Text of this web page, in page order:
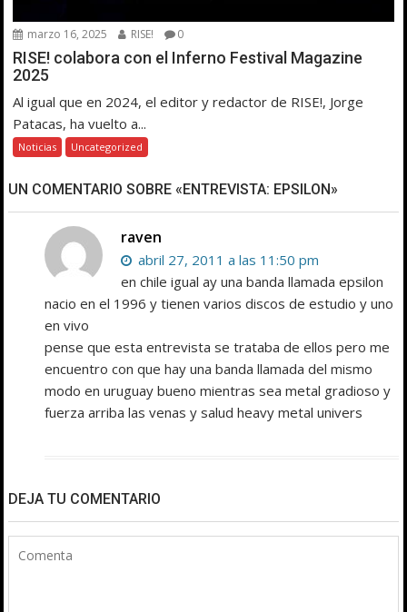
marzo 16, 2025 RISE! 0
RISE! colabora con el Inferno Festival Magazine
2025
Al igual que en 2024, el editor y redactor de RISE!, Jorge
Patacas, ha vuelto a...
Noticias Uncategorized
UN COMENTARIO SOBRE «ENTREVISTA: EPSILON»
raven
abril 27, 2011 a las 11:50 pm
en chile igual ay una banda llamada epsilon
nacio en el 1996 y tienen varios discos de estudio y uno
en vivo
pense que esta entrevista se trataba de ellos pero me
encuentro con que hay una banda llamada del mismo
modo en uruguay bueno mientras sea metal gradioso y
fuerza arriba las venas y salud heavy metal univers
DEJA TU COMENTARIO